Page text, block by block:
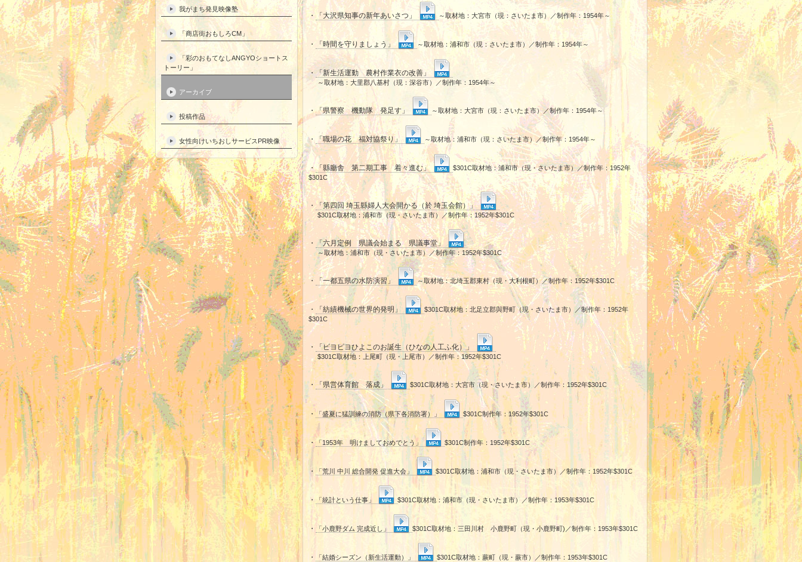
・ 「大沢県知事の新年あいさつ」 ～取材地：大宮市（現：さいたま市）／制作年：1954年～
・ 「時間を守りましょう」 ～取材地：浦和市（現：さいたま市）／制作年：1954年～
・「新生活運動 農村作業衣の改善」
～取材地：大里郡八基村（現：深谷市）／制作年：1954年～
・「県警察 機動隊 発足す」 ～取材地：大宮市（現：さいたま市）／制作年：1954年～
・ 「職場の花 福対協祭り」 ～取材地：浦和市（現：さいたま市）／制作年：1954年～
・「縣廳舎 第二期工事 着々進む」
$301C取材地：浦和市（現・さいたま市）／制作年：1952年
$301C
・「第四回 埼玉縣婦人大会開かる（於 埼玉会館）」
$301C取材地：浦和市（現・さいたま市）／制作年：1952年$301C
・ 「六月定例 県議会始まる 県議事堂」
～取材地：浦和市（現・さいたま市）／制作年：1952年$301C
・ 「一都五県の水防演習」 ～取材地：北埼玉郡東村（現・大利根町）／制作年：1952年$301C
・ 「紡績機械の世界的発明」
$301C取材地：北足立郡與野町（現・さいたま市）／制作年：1952年
$301C
・ 「ピヨピヨひよこのお誕生（ひなの人工ふ化）」
$301C取材地：上尾町（現・上尾市）／制作年：1952年$301C
・「県営体育館 落成」 $301C取材地：大宮市（現・さいたま市）／制作年：1952年$301C
・ 「盛夏に猛訓練の消防（県下各消防署）」 $301C制作年：1952年$301C
・ 「1953年 明けましておめでとう」 $301C制作年：1952年$301C
・ 「荒川 中川 総合開発 促進大会」 $301C取材地：浦和市（現・さいたま市）／制作年：1952年$301C
・ 「統計という仕事」 $301C取材地：浦和市（現・さいたま市）／制作年：1953年$301C
・ 「小鹿野ダム 完成近し」 $301C取材地：三田川村 小鹿野町（現・小鹿野町)／制作年：1953年$301C
・ 「結婚シーズン（新生活運動）」 $301C取材地：蕨町（現・蕨市）／制作年：1953年$301C
我がまち発見映像塾
「商店街おもしろCM」
「彩のおもてなしANGYOショートス
トーリー」
アーカイブ
投稿作品
女性向けいちおしサービスPR映像